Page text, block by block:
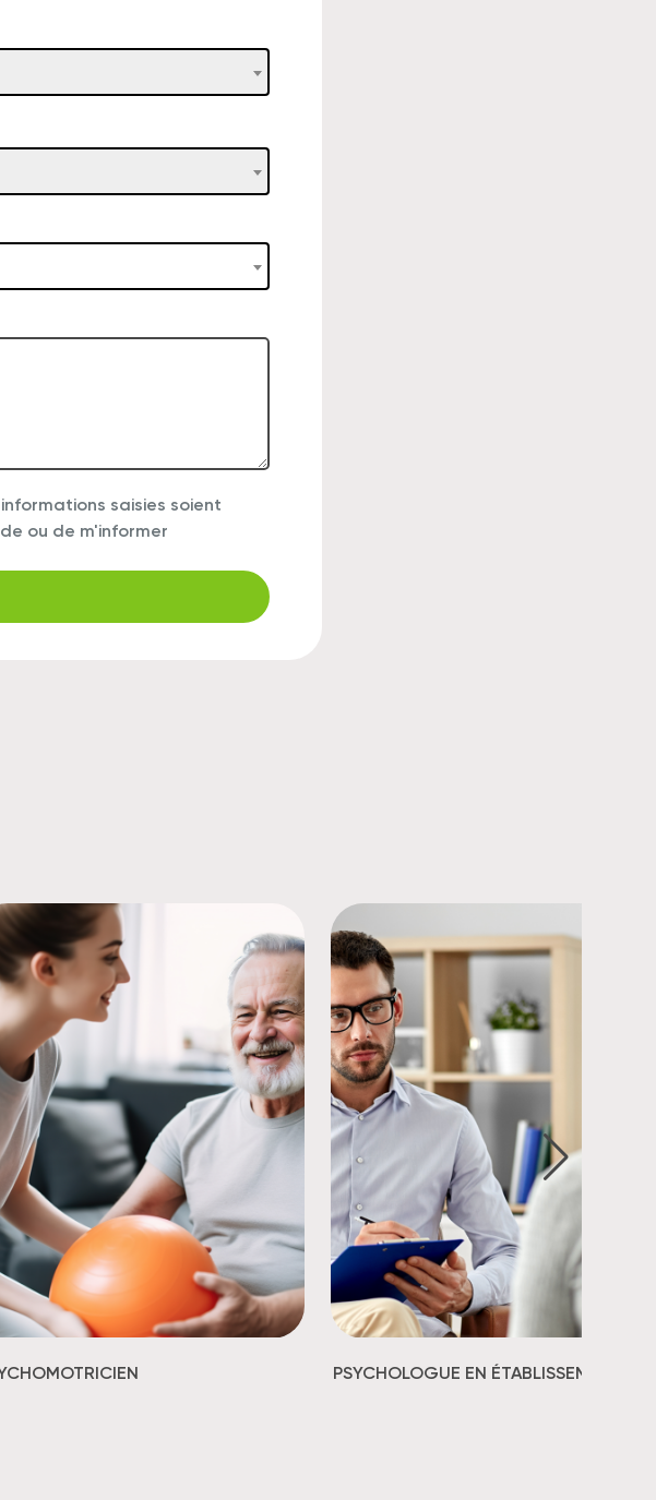
saisies soient
ou de m'informer
PSYCHOLOGUE EN ÉTABLISSEMENT